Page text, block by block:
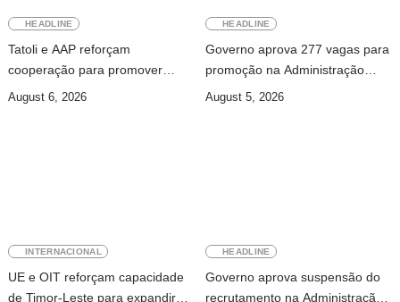
HEADLINE
Tatoli e AAP reforçam
cooperação para promover
jornalismo profissional em
August 6, 2026
HEADLINE
Governo aprova 277 vagas para
promoção na Administração
Pública
August 5, 2026
INTERNACIONAL
UE e OIT reforçam capacidade
de Timor-Leste para expandir
HEADLINE
Governo aprova suspensão do
recrutamento na Administração